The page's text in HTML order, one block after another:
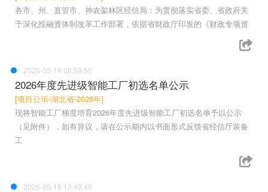
各市、州、直管市、神农架林区经信局：为贯彻落实省委、省政府关
于深化投融资体制改革工作部署，依据省财政厅印发的《财政专项资
2026-05-19 08:59:50
2026年度先进级智能工厂初选名单公示
[项目公示-湖北省-2026年]
现将智能工厂梯度培育2026年度先进级智能工厂初选名单予以公示
（见附件），如有异议，请在公示期内以书面形式反馈省经信厅装备
工
2026-05-18 10:49:40